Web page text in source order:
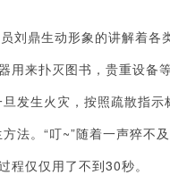
鼎生动形象的讲解着
来扑灭图书，贵重设
发生火灾，按照疏散
。“叮~”随着一声猝不
仅仅用了不到30秒。